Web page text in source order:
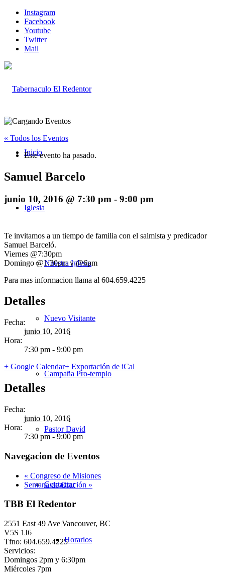
Instagram
Facebook
Youtube
Twitter
Mail
Inicio
Iglesia
Nuestra Iglesia
Nuevo Visitante
Campaña Pro-templo
Pastor David
Contactar
Horarios
« Todos los Eventos
Este evento ha pasado.
Samuel Barcelo
junio 10, 2016 @ 7:30 pm - 9:00 pm
Te invitamos a un tiempo de familia con el salmista y predicador
Samuel Barceló.
Viernes @7:30pm
Domingo @1:30pm y @6pm
Para mas informacion llama al 604.659.4225
Detalles
Fecha:
junio 10, 2016
Hora:
7:30 pm - 9:00 pm
+ Google Calendar+ Exportación de iCal
Detalles
Fecha:
junio 10, 2016
Hora:
7:30 pm - 9:00 pm
Navegacion de Eventos
« Congreso de Misiones
Semana de Oración »
TBB El Redentor
2551 East 49 Ave|Vancouver, BC
V5S 1J6
Tfno: 604.659.4225
Servicios:
Domingos 2pm y 6:30pm
Miércoles 7pm